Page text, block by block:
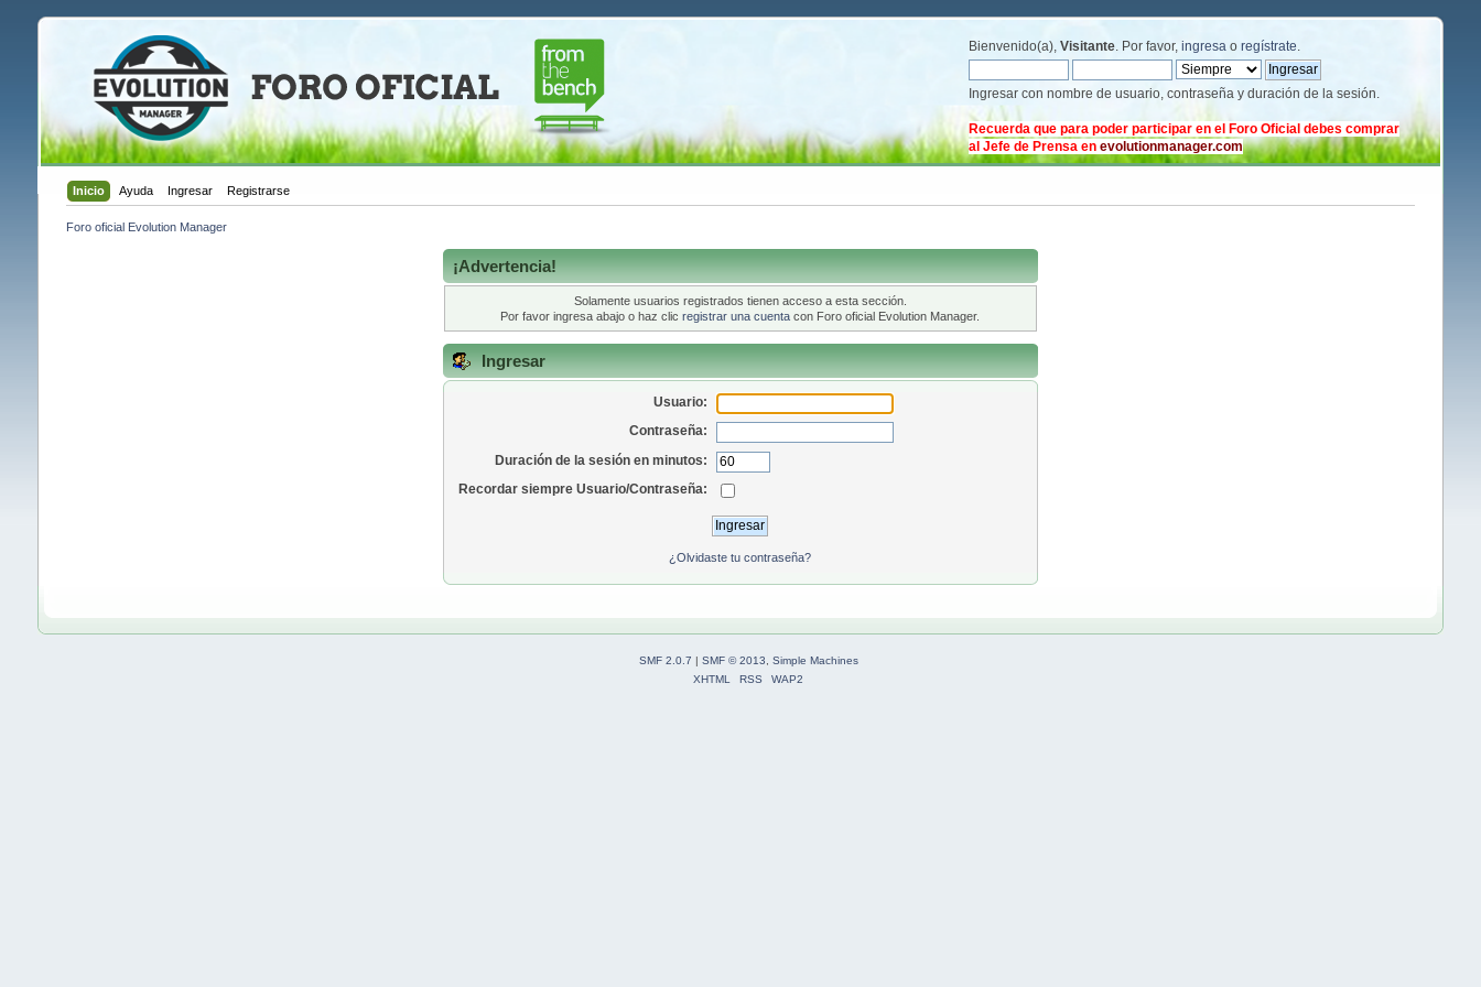
Bienvenido(a),Visitante. Por favor,ingresa oregístrate.
Ingresar con nombre de usuario, contraseña y duración de la sesión.
Recuerda que para poder participar en el Foro Oficial debes comprar
al Jefe de Prensa enevolutionmanager.com
Inicio Ayuda Ingresar Registrarse
Foro oficial Evolution Manager
¡Advertencia!
Solamente usuarios registrados tienen acceso a esta sección.
Por favor ingresa abajo o haz clicregistrar una cuenta con Foro oficial Evolution Manager.
Ingresar
Usuario:
Contraseña:
Duración de la sesión en minutos:
Recordar siempre Usuario/Contraseña:
¿Olvidaste tu contraseña?
SMF 2.0.7 | SMF © 2013
Simple Machines
XHTML
RSS WAP2